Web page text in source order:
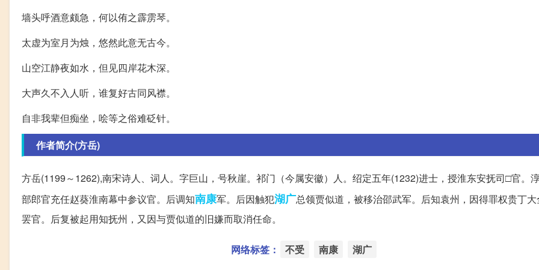
墙头呼酒意颇急，何以侑之霹雳琴。
太虚为室月为烛，悠然此意无古今。
山空江静夜如水，但见四岸花木深。
大声久不入人听，谁复好古同风襟。
自非我辈但痴坐，哙等之俗难砭针。
作者简介(方岳)
方岳(1199～1262),南宋诗人、词人。字巨山，号秋崖。祁门（今属安徽）人。绍定五年(1232)进士，授淮东安抚司□官。
部郎官充任赵葵淮南幕中参议官。后调知南康军。后因触犯湖广总领贾似道，被移治邵武军。后知袁州，因得罪权贵丁
罢官。后复被起用知抚州，又因与贾似道的旧嫌而取消任命。
网络标签： 不受 南康 湖广